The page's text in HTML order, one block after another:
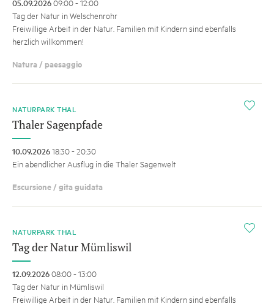
05.09.202609:00 - 12:00
Tag der Natur in Welschenrohr
Freiwillige Arbeit in der Natur. Familien mit Kindern sind ebenfalls
herzlich willkommen!
Natura / paesaggio
i
NATURPARK THAL
Thaler Sagenpfade
10.09.202618:30 - 20:30
Ein abendlicher Ausflug in die Thaler Sagenwelt
Escursione / gita guidata
i
NATURPARK THAL
Tag der Natur Mümliswil
12.09.202608:00 - 13:00
Tag der Natur in Mümliswil
Freiwillige Arbeit in der Natur. Familien mit Kindern sind ebenfalls